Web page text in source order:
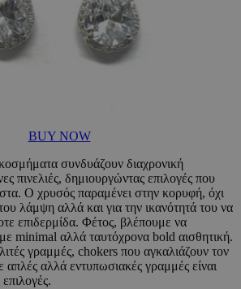
BUY NOW
συνδυάζουν διαχρονική
πινελιές, δημιουργώντας επιλογές που
Ο χρυσός παραμένει στην κορυφή, όχι
λάμψη αλλά και για την ικανότητά του να
επιδερμίδα. Φέτος, βλέπουμε να
minimal αλλά ταυτόχρονα bold αισθητική.
γραμμές, chokers που αγκαλιάζουν τον
απλές αλλά εντυπωσιακές γραμμές είναι